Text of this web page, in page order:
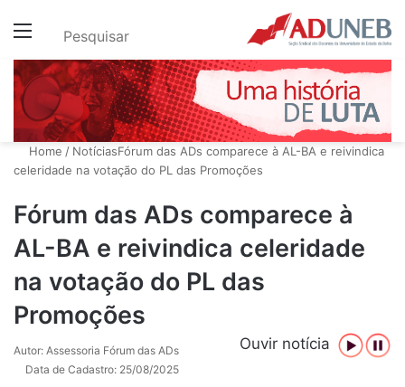
Menu Pesquisar
Home / NotíciasFórum das ADs comparece à AL-BA e reivindica
celeridade na votação do PL das Promoções
Fórum das ADs comparece à
AL-BA e reivindica celeridade
na votação do PL das
Promoções
Ouvir notícia
Autor: Assessoria Fórum das ADs
Data de Cadastro: 25/08/2025